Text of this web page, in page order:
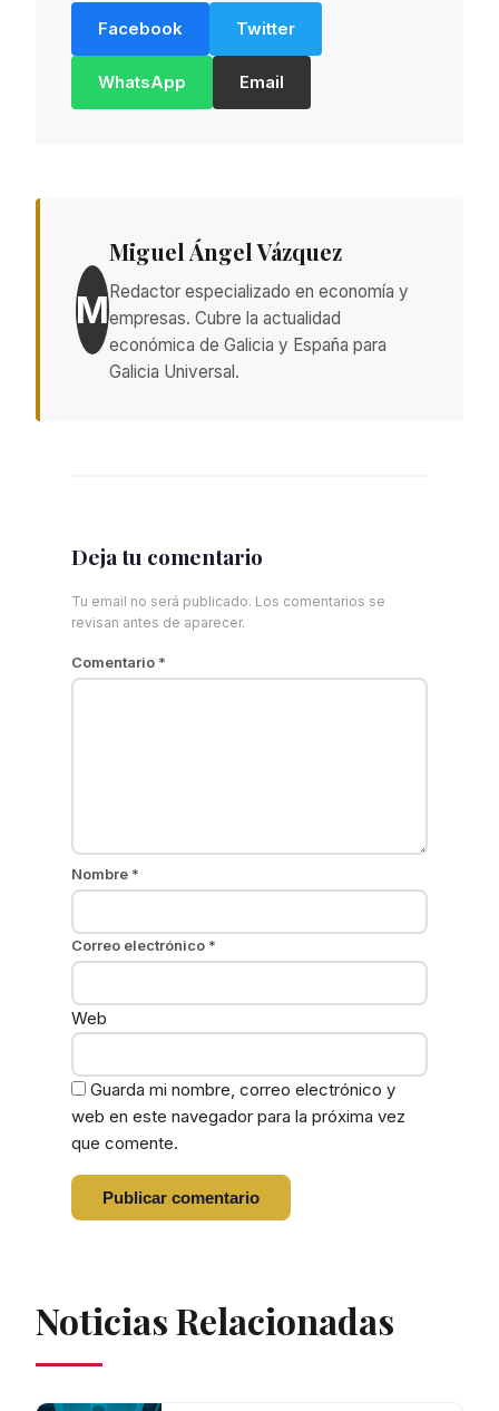
Facebook Twitter
WhatsApp Email
M
Miguel Ángel Vázquez
Redactor especializado en economía y
empresas. Cubre la actualidad
económica de Galicia y España para
Galicia Universal.
Deja tu comentario
Tu email no será publicado. Los comentarios se
revisan antes de aparecer.
Comentario *
Nombre *
Correo electrónico *
Web
Guarda mi nombre, correo electrónico y
web en este navegador para la próxima vez
que comente.
Noticias Relacionadas